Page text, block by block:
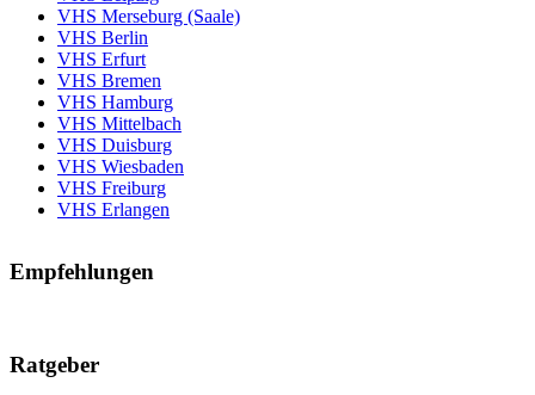
VHS Merseburg (Saale)
VHS Berlin
VHS Erfurt
VHS Bremen
VHS Hamburg
VHS Mittelbach
VHS Duisburg
VHS Wiesbaden
VHS Freiburg
VHS Erlangen
Empfehlungen
Ratgeber